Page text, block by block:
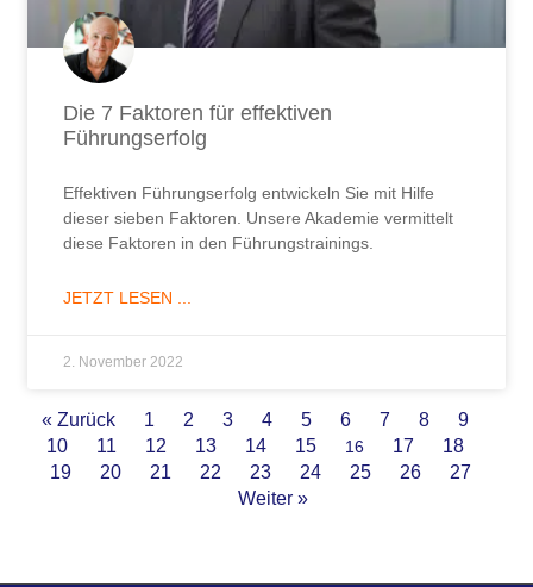
Die 7 Faktoren für effektiven
Führungserfolg​
Effektiven Führungserfolg entwickeln Sie mit Hilfe
dieser sieben Faktoren. Unsere Akademie vermittelt
diese Faktoren in den Führungstrainings.
JETZT LESEN ...
2. November 2022
« Zurück 1 2 3 4 5 6 7 8
9
10
11 12 13 14 15 16 17
18
19
20 21 22 23 24 25 26
27
Weiter »